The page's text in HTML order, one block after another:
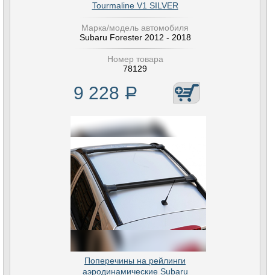
Tourmaline V1 SILVER
Марка/модель автомобиля
Subaru Forester 2012 - 2018
Номер товара
78129
9 228 Р
Поперечины на рейлинги
аэродинамические Subaru